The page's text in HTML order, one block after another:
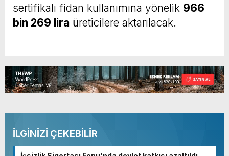
sertifikalı fidan kullanımına yönelik 966
bin 269 lira üreticilere aktarılacak.
İLGİNİZİ ÇEKEBİLİR